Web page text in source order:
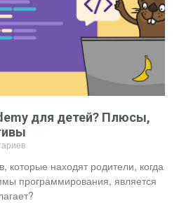
для детей? Плюсы,
которые находят родители, когда
программирования, является